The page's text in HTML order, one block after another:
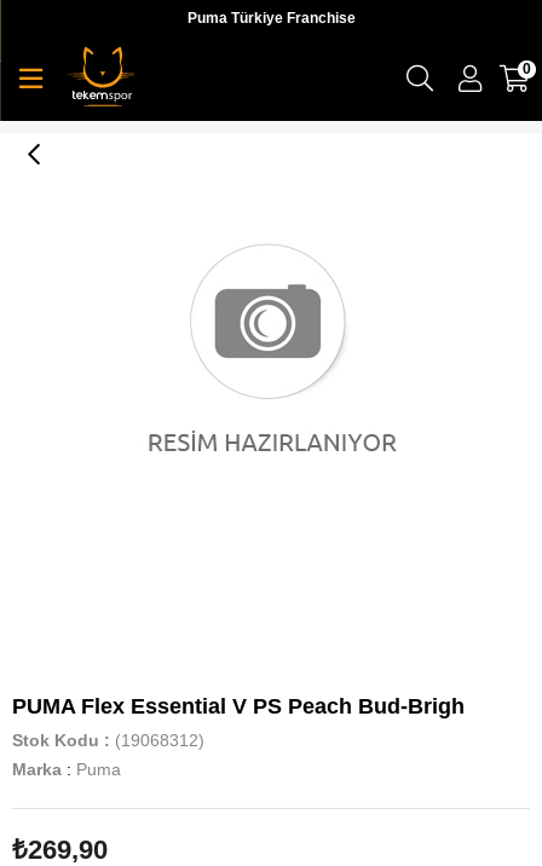
Puma Türkiye Franchise
0
PUMA Flex Essential V PS Peach Bud-Brigh
Stok Kodu
(19068312)
Marka : Puma
₺269,90